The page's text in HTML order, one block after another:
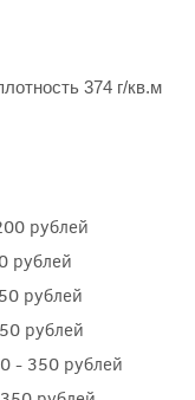
374 г/кв.м
рублей
рублей
рублей
рублей
- 350 рублей